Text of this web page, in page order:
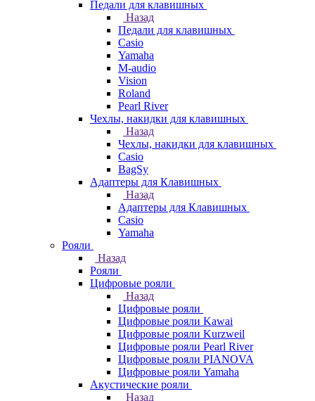
Педали для клавишных
Назад
Педали для клавишных
Casio
Yamaha
M-audio
Vision
Roland
Pearl River
Чехлы, накидки для клавишных
Назад
Чехлы, накидки для клавишных
Casio
BagSy
Адаптеры для Клавишных
Назад
Адаптеры для Клавишных
Casio
Yamaha
Рояли
Назад
Рояли
Цифровые рояли
Назад
Цифровые рояли
Цифровые рояли Kawai
Цифровые рояли Kurzweil
Цифровые рояли Pearl River
Цифровые рояли PIANOVA
Цифровые рояли Yamaha
Акустические рояли
Назад